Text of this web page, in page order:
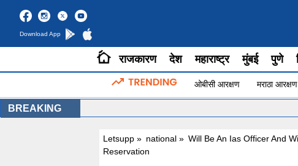
Download App
राजकारण देश महाराष्ट्र मुंबई पुणे
ओबीसी आरक्षण मराठा आरक्षण
BREAKING
Letsupp » national » Will Be An Ias Officer And
Reservation